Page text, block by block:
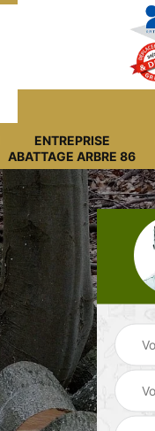
ENTREPRISE
ABATTAGE ARBRE 86
Bûcheron 86